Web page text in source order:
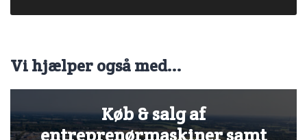
Vi hjælper også med...
Køb & salg af
entreprenørmaskiner samt